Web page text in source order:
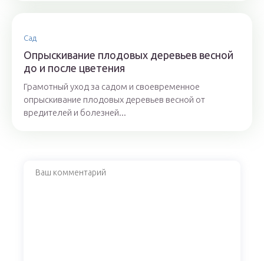
Сад
Опрыскивание плодовых деревьев весной
до и после цветения
Грамотный уход за садом и своевременное
опрыскивание плодовых деревьев весной от
вредителей и болезней...